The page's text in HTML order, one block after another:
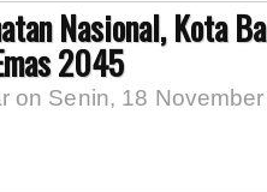
Nasional, Kota
2045
on Senin, 18